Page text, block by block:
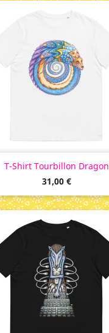
T-Shirt Tourbillon Dragon
Prix
31,00 €